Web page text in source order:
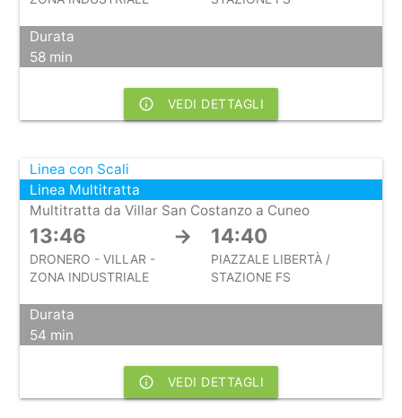
Durata
58 min
info_outline VEDI DETTAGLI
Linea con Scali
Linea Multitratta
Multitratta da Villar San Costanzo a Cuneo
13:46 → 14:40
DRONERO - VILLAR -
ZONA INDUSTRIALE
PIAZZALE LIBERTÀ /
STAZIONE FS
Durata
54 min
info_outline VEDI DETTAGLI